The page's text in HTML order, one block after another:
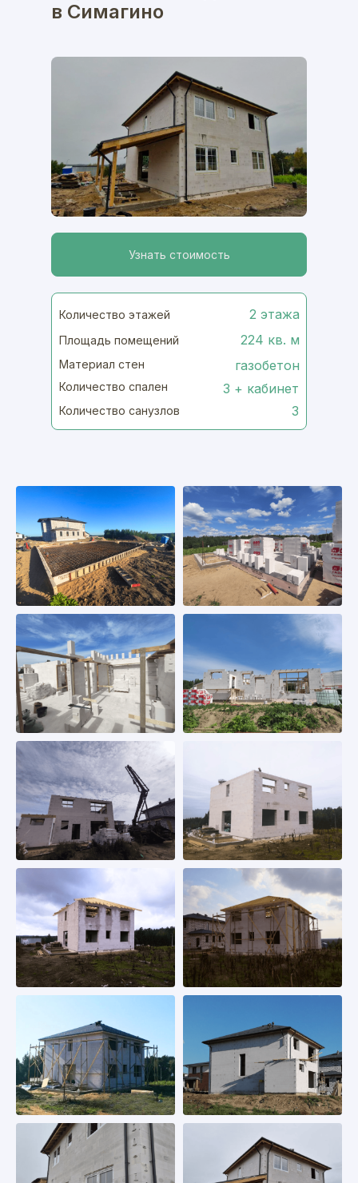
в Симагино
Узнать стоимость
Количество этажей 2 этажа
Площадь помещений 224 кв. м
Материал стен газобетон
Количество спален 3 + кабинет
Количество санузлов 3